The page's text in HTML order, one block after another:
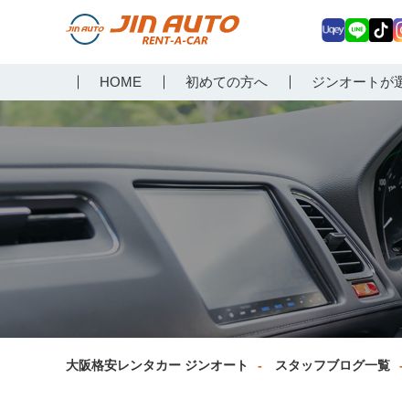
らジンオートレンタカー
HOME 初めての方へ ジンオートが
ey E
Tok
大阪格安レンタカー ジンオート スタッフブログ一覧